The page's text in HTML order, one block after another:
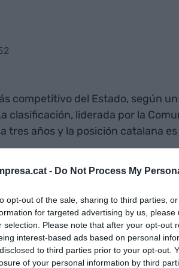
- Do Not Process My
opt-out of the sale, sharing to third parties,
for targeted advertising by us,
selection. Please note that after your opt-out
interest-based ads based on personal
to third parties prior to your opt-out.
of your personal information by third
competitivo del Estado, según
clasificación, liderada por la
tres años y la posición catalana
por encima de los 100 puntos
en todo el continente
El índice se elabora a partir de
infraestructuras, la innovación, la
superior.